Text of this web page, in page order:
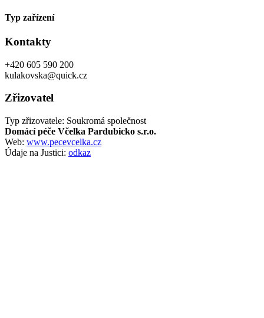
Typ zařízení
Kontakty
+420 605 590 200
kulakovska@quick.cz
Zřizovatel
Typ zřizovatele: Soukromá společnost
Domácí péče Včelka Pardubicko s.r.o.
Web: www.pecevcelka.cz
Údaje na Justici: odkaz